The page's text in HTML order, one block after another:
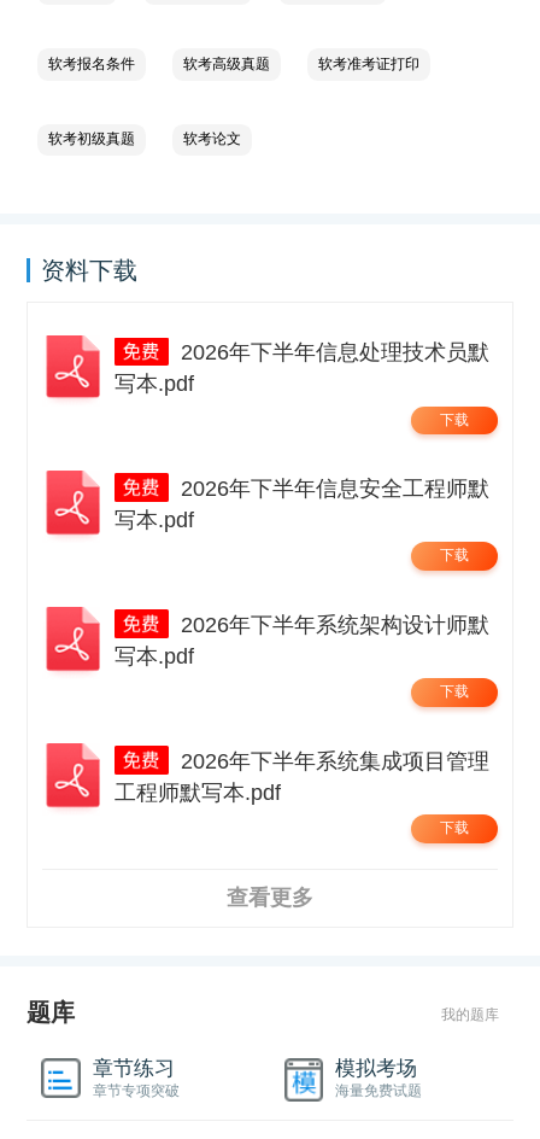
软考报名条件 软考高级真题 软考准考证打印
软考初级真题 软考论文
资料下载
写本.pdf
下载
写本.pdf
下载
写本.pdf
下载
工程师默写本.pdf
下载
查看更多
题库 我的题库
章节练习
章节专项突破
模拟考场
海量免费试题